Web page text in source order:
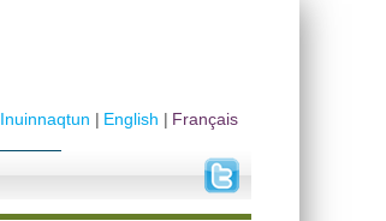
Français
English
Inuinnaqtun